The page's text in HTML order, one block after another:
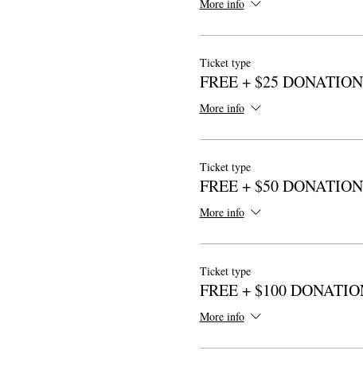
More info
Ticket type
FREE + $25 DONATION
More info
Ticket type
FREE + $50 DONATION
More info
Ticket type
FREE + $100
More info